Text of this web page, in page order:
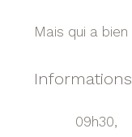
Mais qui a
09h30,